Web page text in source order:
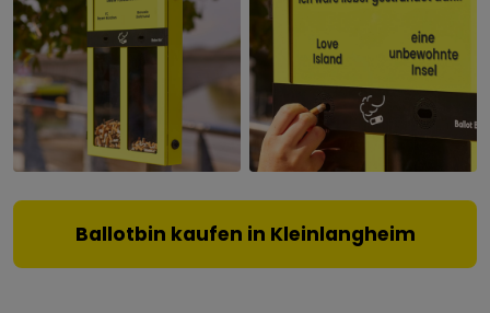
Ballotbin kaufen in Kleinlangheim